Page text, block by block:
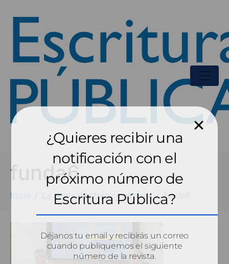
funda6
Inicio La copia electrónica notarial funda6
¿Quieres recibir una
notificación con el
próximo número de
Escritura Pública?
Déjanos tu email y recibirás un correo
cuando publiquemos el siguiente
número de la revista.